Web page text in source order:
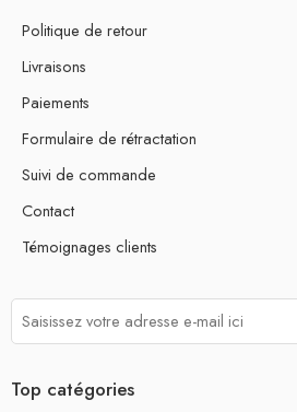
Politique de retour
Livraisons
Paiements
Formulaire de rétractation
Suivi de commande
Contact
Témoignages clients
Top catégories